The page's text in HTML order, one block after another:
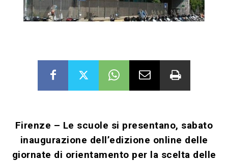
Firenze – Le scuole si presentano, sabato
inaugurazione dell’edizione online delle
giornate di orientamento per la scelta delle